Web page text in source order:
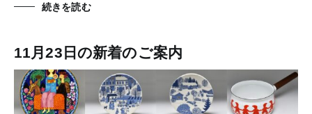
続きを読む
11月23日の新着のご案内